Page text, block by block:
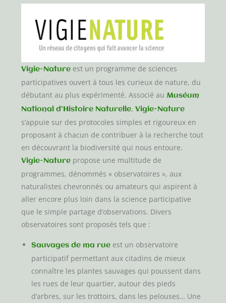
Vigie-Nature est un programme de sciences
participatives ouvert à tous les curieux de nature, du
débutant au plus expérimenté. Associé au Muséum
National d’Histoire Naturelle,Vigie-Nature
s’appuie sur des protocoles simples et rigoureux en
proposant à chacun de contribuer à la recherche tout
en découvrant la biodiversité qui nous entoure.
Vigie-Nature propose une multitude de
programmes, dénommés « observatoires », aux
naturalistes chevronnés ou amateurs qui aspirent à
aller encore plus loin dans la science participative
que le simple partage d’observations. Divers
observatoires sont proposés tels que :
Sauvages de ma rue est un observatoire
participatif permettant aux citadins de mieux
connaître les plantes sauvages qui poussent dans
les rues de leur quartier, autour des pieds
d’arbres, sur les trottoirs, dans les pelouses… Une